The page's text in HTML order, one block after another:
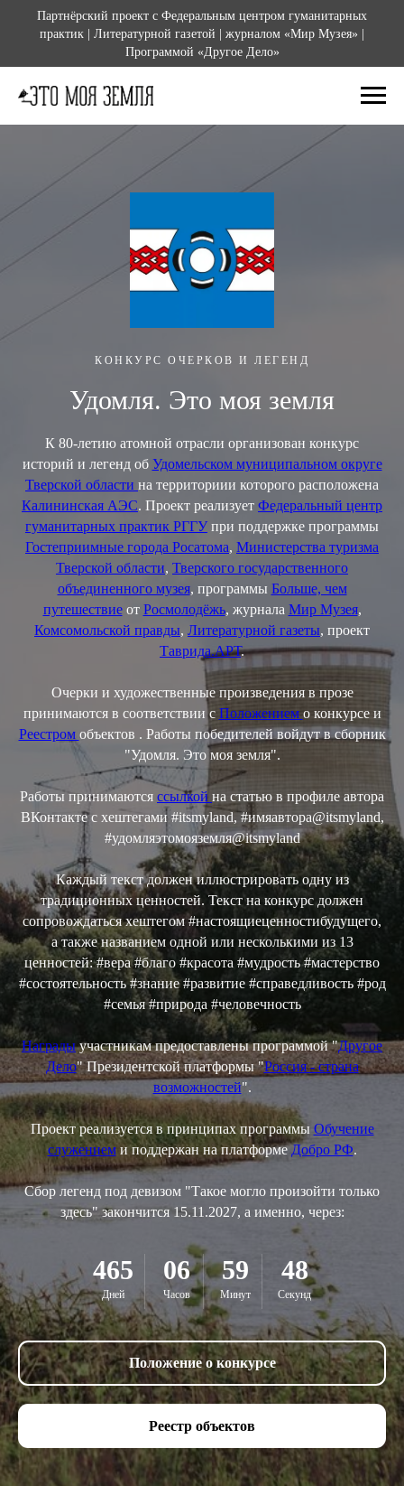
Партнёрский проект с Федеральным центром гуманитарных
практик | Литературной газетой | журналом «Мир Музея» |
Программой «Другое Дело»
КОНКУРС ОЧЕРКОВ И ЛЕГЕНД
Удомля. Это моя земля
К 80-летию атомной отрасли организован конкурс
историй и легенд об Удомельском муниципальном округе
Тверской области на территориии которого расположена
Калининская АЭС. Проект реализует Федеральный центр
гуманитарных практик РГГУ при поддержке программы
Гостеприимные города Росатома, Министерства туризма
Тверской области, Тверского государственного
объединенного музея, программы Больше, чем
путешествиеот Росмолодёжь, журнала Мир Музея,
Комсомольской правды, Литературной газеты, проект
Таврида.АРТ.
Очерки и художественные произведения в прозе
принимаются в соответствии с Положением о конкурсе и
Реестром объектов . Работы победителей войдут в сборник
"Удомля. Это моя земля".
Работы принимаются ссылкой на статью в профиле автора
ВКонтакте с хештегами #itsmyland, #имяавтора@itsmyland,
#удомляэтомояземля@itsmyland
Каждый текст должен иллюстрировать одну из
традиционных ценностей. Текст на конкурс должен
сопровождаться хештегом #настоящиеценностибудущего,
а также названием одной или несколькими из 13
ценностей: #вера #благо #красота #мудрость #мастерство
#состоятельность #знание #развитие #справедливость #род
#семья #природа #человечность
Наградыучастникам предоставлены программой "Другое
Дело" Президентской платформы "Россия - страна
возможностей".
Проект реализуется в принципах программы Обучение
служениеми поддержан на платформеДобро РФ.
Сбор легенд под девизом "Такое могло произойти только
здесь" закончится 15.11.2027, а именно, через:
465
Дней
06
Часов
59
Минут
47
Секунд
Положение о конкурсе
Реестр объектов